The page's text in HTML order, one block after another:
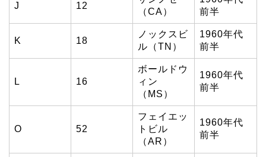
J 12
（CA）
前半
K 18
ノックスビ
ル（TN）
1960年代
前半
L 16
ボールドウ
ィン
（MS）
1960年代
前半
O 52
フェイエッ
トビル
（AR）
1960年代
前半